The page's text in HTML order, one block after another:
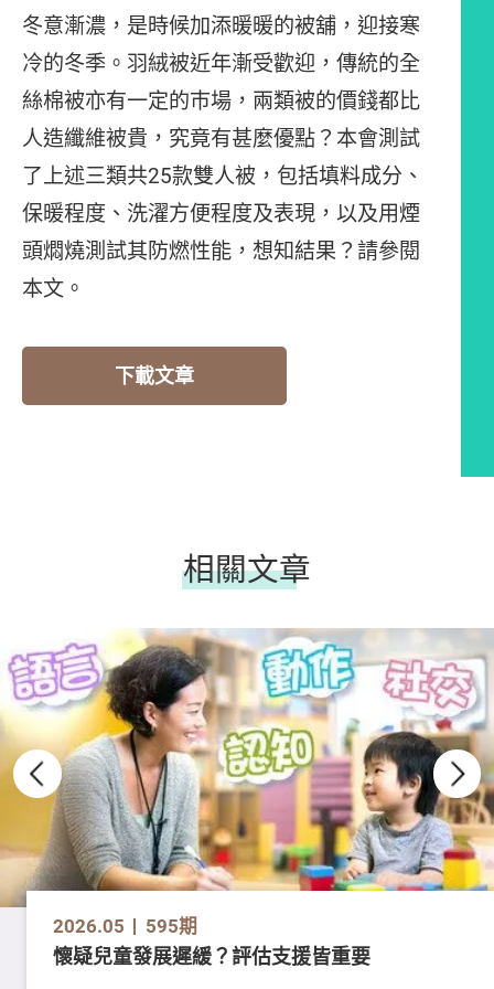
冬意漸濃，是時候加添暖暖的被舖，迎接寒
冷的冬季。羽絨被近年漸受歡迎，傳統的全
絲棉被亦有一定的巿場，兩類被的價錢都比
人造纖維被貴，究竟有甚麼優點？本會測試
了上述三類共25款雙人被，包括填料成分、
保暖程度、洗濯方便程度及表現，以及用煙
頭燜燒測試其防燃性能，想知結果？請參閱
本文。
下載文章
相關文章
2026.05 595期
懷疑兒童發展遲緩？評估支援皆重要